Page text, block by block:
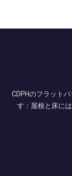
CDPHのフラット
す：屋根と床に